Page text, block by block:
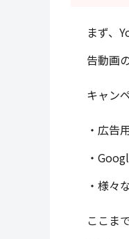
まず、
告動画
キャン
・広告
・
・様々
ここま